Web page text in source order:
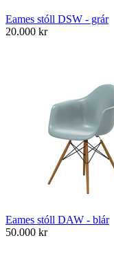
Eames stóll DSW - grár
20.000 kr
Eames stóll DAW - blár
50.000 kr